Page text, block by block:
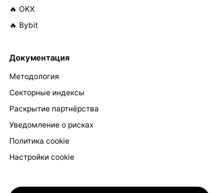
🔥 OKX
🔥 Bybit
Документация
Методология
Секторные индексы
Раскрытие партнёрства
Уведомление о рисках
Политика cookie
Настройки cookie